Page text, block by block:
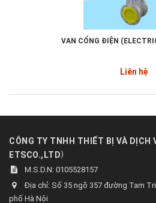
VAN CỔNG ĐIỆN
Liên hệ
CÔNG TY TNHH THIẾT BỊ VÀ DỊCH
ETSCO.,LTD)
M.S.D.N: 0105528157
Địa chỉ: Số 35 ngõ 357 đường Tam
phố Hà Nội